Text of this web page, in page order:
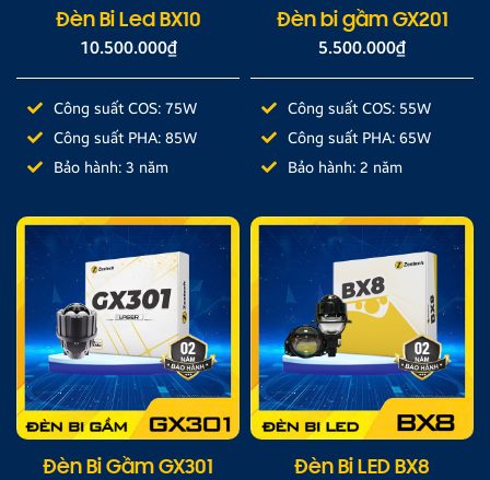
Đèn Bi Led BX10
10.500.000₫
Công suất COS: 75W
Công suất PHA: 85W
Bảo hành: 3 năm
Đèn bi gầm GX201
5.500.000₫
Công suất COS: 55W
Công suất PHA: 65W
Bảo hành: 2 năm
Đèn Bi Gầm GX301
Đèn Bi LED BX8